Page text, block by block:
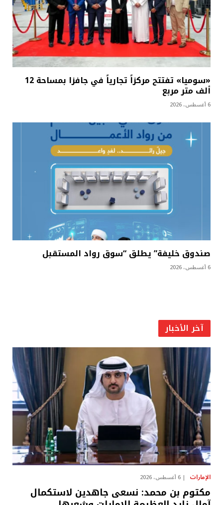
«سوميا» تفتتح مركزاً تجارياً في جافزا بمساحة 12
ألف متر مربع
6 أغسطس، 2026
صندوق خليفة” يطلق “سوق رواد المستقبل
6 أغسطس، 2026
آخر الأخبار
الإمارات 6 أغسطس، 2026
مكتوم بن محمد: نسعى جاهدين لاستكمال